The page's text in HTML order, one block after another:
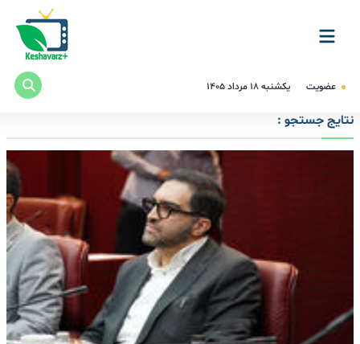
عضویت یکشنبه ۱۸ مرداد ۱۴۰۵
نتایج جستجو :